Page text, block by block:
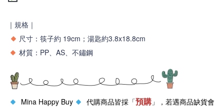
｜規格｜
尺寸：筷子約 19cm；湯匙約3.8x18.8cm
材質：PP、AS、不鏽鋼
Mina Happy Buy 代購商品皆採「預購」，若遇商品缺貨會